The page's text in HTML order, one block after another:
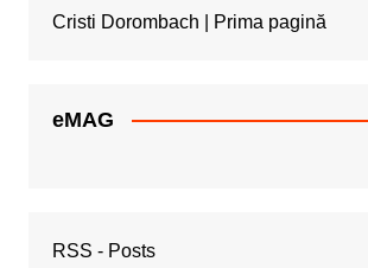
Cristi Dorombach | Prima pagină
eMAG
RSS - Posts